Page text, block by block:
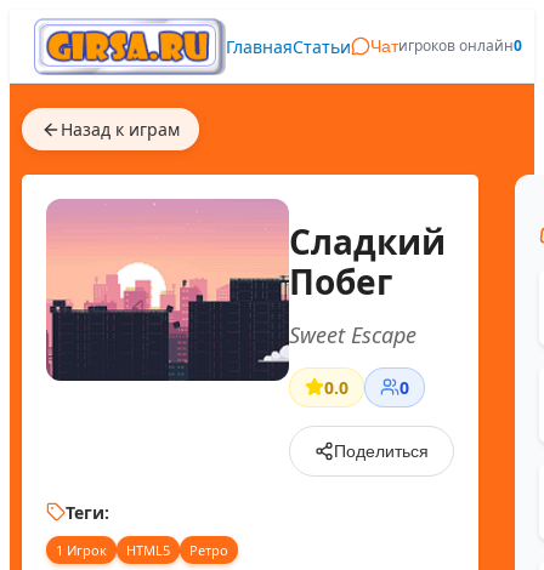
ГлавнаяСтатьи Чатигроков онлайн0
Назад к играм
Сладкий
Побег
Sweet Escape
0.0 0
Поделиться
Теги:
1 Игрок HTML5 Ретро